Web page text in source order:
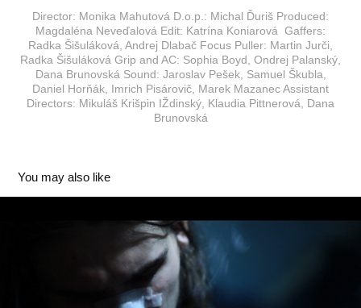
Director: Monika Mahutová D.o.p.: Michal Ďuriš Produced:
Magdaléna Neveďalová Edit: Katrína Koniarová Gaffers:
Radka Šišuláková, Andrej Dlabač Focus Puller: Martin Jurči,
Radka Šišuláková Grip and AC: Sophia Boyd, Ondrej Palanský,
Dana Brunovská Sound: Jaroslav Pešek, Samuel Škubla,
Daniel Horňák, Imrich Pisárovič, Marek Mazanec Assistant
Directors: Mikuláš Krišpin IŽdinský, Klaudia Pittnerová, Dana
Brunovská
You may also like
Heavy and Thrash